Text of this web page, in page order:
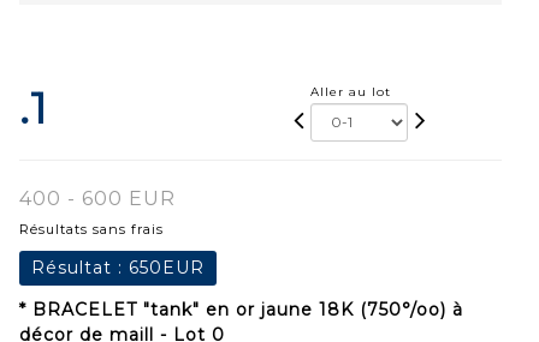
.1 Aller au lot
400 - 600 EUR
Résultats sans frais
Résultat : 650EUR
* BRACELET "tank" en or jaune 18K (750°/oo) à
décor de maill - Lot 0